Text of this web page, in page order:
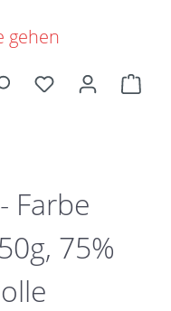
Farbe
75%